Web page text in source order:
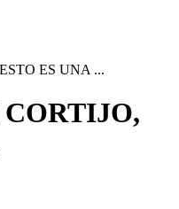
ES UNA ...